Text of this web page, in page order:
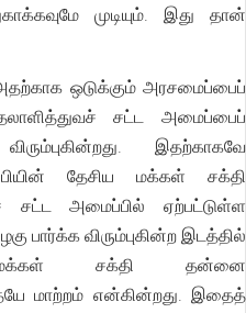
முடியும். இது தான்
ஒடுக்கும் அரசமைப்பைப்
சட்ட அமைப்பைப்
இதற்காகவே
தேசிய மக்கள் சக்தி
சட்ட அமைப்பில் ஏற்பட்டுள்ள
பார்க்க விரும்புகின்ற இடத்தில்
மக்கள் சக்தி தன்னை
மாற்றம் என்கின்றது. இதைத்